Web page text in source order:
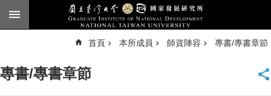
跳到主要內容區塊
臺
首頁 本所成員 師資陣容 專書/專書章節
專書/專書章節